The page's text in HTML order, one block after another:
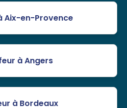
Aix-en-Provence
à Angers
à Bordeaux